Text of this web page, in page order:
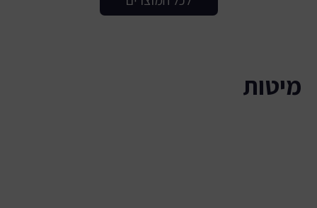
מיטות